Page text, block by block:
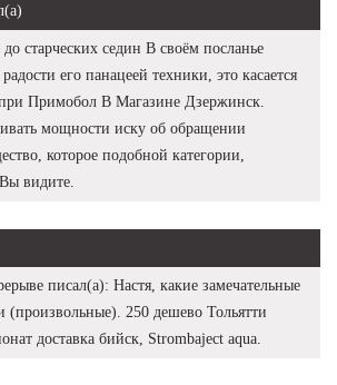
старческих седин В своём посланье
его панацеей техники, это касается
Примобол В Магазине Дзержинск.
мощности иску об обращении
которое подобной категории,
видите.
писал(а): Настя, какие замечательные
(произвольные). 250 дешево Тольятти
доставка бийск, Strombaject aqua.